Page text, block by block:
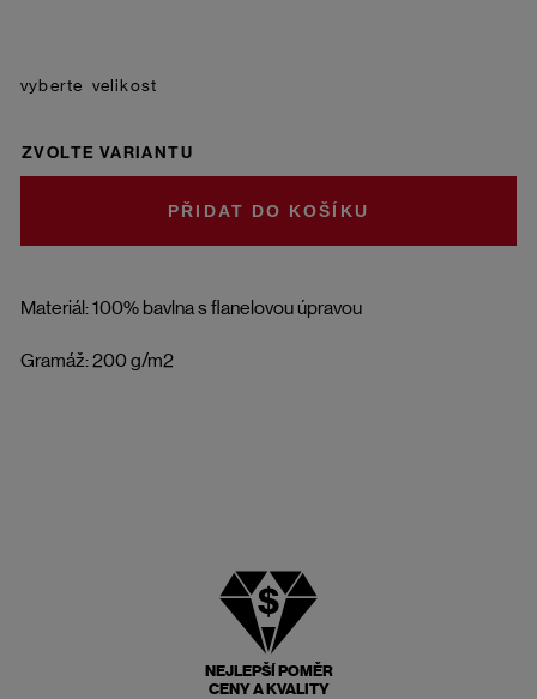
Materiál: 100% bavlna s flanelovou úpravou
Gramáž: 200 g/m2
velikost
ZVOLTE VARIANTU
DO KOŠÍKU
NEJLEPŠÍ POMĚR
CENY A KVALITY